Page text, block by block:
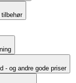
- og andre gode priser